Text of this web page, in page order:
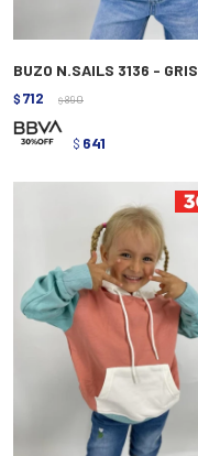
BUZO N.SAILS 3136 - GRIS
$ 712 $ 890
$ 641